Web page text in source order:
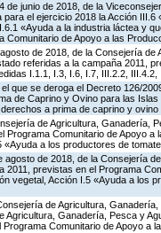
de junio de 2018, de la
el ejercicio 2018 la Acción
«Ayuda a la industria láctea y
Comunitario de Apoyo a las
de 2018, de la Consejería
referidas a la campaña 2011,
I.1.1, I.3, I.6, I.7, III.2.2, III.4.2,
que se deroga el Decreto 126/
de Caprino y Ovino para las
a prima de caprino y ovino
de Agricultura, Ganadería,
Programa Comunitario de Apoyo
«Ayuda a los productores de
agosto de 2018, de la Consejería
2011, previstas en el Programa
vegetal, Acción I.5 «Ayuda a los
de Agricultura,
Agricultura, Ganadería, Pesca y
Programa Comunitario de Apoyo a